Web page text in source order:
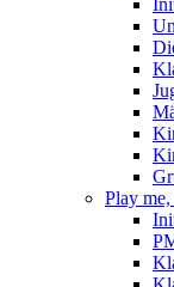
Play